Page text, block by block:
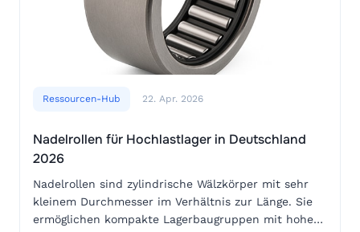
Ressourcen-Hub 22. Apr. 2026
Nadelrollen für Hochlastlager in Deutschland
2026
Nadelrollen sind zylindrische Wälzkörper mit sehr kleinem Durchmesser im Verhältnis zur Länge. Sie ermöglichen kompakte Lagerbaugruppen mit hoher radialer Tragfähigkeit, geringer Bauhöhe und guter Steifigkeit. Für den deutschen Markt sind sie besonders relevant in Getrieben, E-Mobilitätsantrieben, Robotikachsen, Landmaschinen, Werkzeugmaschinen, Fördertechnik, Medizintechnik und kompakten Hydrauliksystemen. Wer 2026 eine zuverlässige Lagerlösung auslegt, sollte nicht nur den Außendurchmesser betrachten, sondern auch Werkstoff, Härte, Oberflächenrauheit, Rundheit, Längenstreuung, Profilierung, Schmierung, Abdichtung, Käfigführung und die Qualität der Gegenlaufbahnen bewerten.Die wichtigste Entscheidung lautet: Chromstahl für hohe Tragfähigkeit und wirtschaftliche Serienanwendungen oder Edelstahl für Korrosionsschutz, feuchte Umgebungen und hygienische Anwendungen. In vielen deutschen Industrieclustern, etwa Stuttgart, Nürnberg, München, Hannover, Hamburg, Bremen, Dortmund und Leipzig, wird außerdem stärker auf Rückverfolgbarkeit, dokumentierte Qualitätsprüfungen und stabile Lieferketten geachtet. Kompakte Hochlast-Lagerbaugruppen müssen kleiner, leiser, langlebiger und energieeffizienter werden. Genau deshalb gewinnen präzise Nadelrollen mit kontrollierter Geometrie und definierter Oberflächenqualität an Bedeutung.Für Einkäufer und Konstrukteure gilt: Die beste Nadelrolle ist nicht automatisch die härteste oder günstigste. Entscheidend ist die abgestimmte Kombination aus Last, Geschwindigkeit, Schmierstoff, Temperatur, Verschmutzungsrisiko, Montageverfahren und Wellen- beziehungsweise Gehäusewerkstoff. Eine gut ausgelegte Nadelrollenlagerung kann Bauraum sparen, Reibungsverluste reduzieren und Wartungsintervalle verlängern. Eine schlecht ausgelegte Baugruppe fällt hingegen häufig durch Pittingschäden, Kantenpressung, Fressspuren, Verschleiß oder Nadelschlupf aus.In Deutschland steigt die Nachfrage nach kompakten Hochlast-Lagerbaugruppen, weil Maschinen dichter konstruiert werden, Antriebe höhere Leistungsdichten erreichen und Anlagenbetreiber weniger Stillstand akzeptieren. Nadelrollen eignen sich besonders für Lagerstellen, an denen radial hohe Lasten wirken, aber axial oder radial wenig Platz verfügbar ist. Typische Beispiele sind Planetenradlager in Getrieben, Schwenkmechanismen in Baumaschinen, Kurbeltriebe, Kupplungen, Druckmaschinen, Gabelstapler, elektrische Achsantriebe und kompakte Umlenkrollen.Die deutschen Fertigungsstandorte rund um Baden-Württemberg und Bayern setzen Nadelrollen häufig in Präzisionsantrieben, Werkzeugmaschinen und Automatisierungssystemen ein. In Nordrhein-Westfalen, Niedersachsen und Sachsen-Anhalt sind Anwendungen in Fördertechnik, Stahlverarbeitung, Windkraftzulieferung und schwerer Industrie verbreitet. Die Häfen Hamburg, Bremerhaven und Duisburg als größter Binnenhafen Europas spielen eine wichtige Rolle für Import, Konsolidierung und Weiterverteilung von Wälzkörpern und Lagerkomponenten. Für internationale Lieferketten ist daher nicht nur die technische Spezifikation wichtig, sondern auch die planbare Logistik.Nadelrollen werden nicht isoliert betrachtet. Sie arbeiten zusammen mit Innenring, Außenring, Käfig, Welle, Gehäuse, Schmierstoff und Dichtung. In gezogenen Hülsenlagern kann die Außenlaufbahn direkt durch einen dünnwandigen gezogenen Außenmantel gebildet werden. In massiven Lagern übernehmen geschliffene Ringe die Lastaufnahme. In manchen Sonderbaugruppen laufen Nadelrollen direkt auf einer gehärteten Welle. Diese Lösung spart Bauraum, verlangt aber eine sehr gute Wellenhärte, Oberflächenfeinheit und Formgenauigkeit.Für 2026 zeichnen sich mehrere Trends ab: mehr elektrische Antriebe mit höheren Drehzahlen, leisere Lagerungen für urbane Mobilität, bessere CO2-Bilanzen in der Beschaffung, digital dokumentierte Qualitätsdaten und eine stärkere Nutzung von Simulationsmodellen. In vielen Entwicklungsabteilungen wird die Lebensdauer nicht mehr nur über klassische Tragzahlberechnungen abgeschätzt. Zusätzlich werden Schmierfilmdicke, Mikrogeometrie, Temperaturverteilung und Partikelkontamination simuliert. Dadurch rücken die Qualität einzelner Nadelrollen und ihre Streuung innerhalb einer Charge stärker in den Fokus.AnwendungNadelrollenlösungVorteilAlternative Lösung im VergleichBewertung für DeutschlandPlanetengetriebeLange Nadelrollen mit KäfigHohe radiale Tragfähigkeit bei kleinem BauraumRillenkugellager benötigen mehr radialen RaumSehr geeignet für Automobil- und MaschinenbauclusterE-AchsantriebPräzise NadelkränzeGeringe Reibung und hohe LeistungsdichteGleitlager sind günstiger, aber wärmeempfindlicherWichtig für Standorte in Bayern und SachsenFördertechnikGezogene NadelhülsenWirtschaftlich und platzsparendMassivlager sind robuster, aber teurerGeeignet für Logistikzentren und HafenanlagenRobotikgelenkNadelrollen mit enger ToleranzHohe Steifigkeit und gute PositioniergenauigkeitKreuzrollenlager bieten höhere MomentensteifigkeitRelevant für Automatisierung in SüddeutschlandLandmaschinenAbgedichtete NadelbaugruppenBeständig gegen Schmutz und StoßlastenOffene Lager fallen bei Verschmutzung schneller ausWichtig in Niedersachsen und Schleswig-HolsteinHydraulikpumpenNadelrollen mit hoher OberflächengüteTragfähig bei kompaktem GehäuseBronzebuchsen sind toleranter, aber verschleißanfälligerGeeignet für mobile ArbeitsmaschinenDie Tabelle zeigt, dass Nadelrollen nicht nur eine einzelne Produktform darstellen, sondern eine flexible Konstruktionsplattform. Im Vergleich zu Kugellagern bieten sie bei radialer Last oft mehr Tragfähigkeit pro Bauraum. Im Vergleich zu Gleitlagern erreichen sie geringere Anlaufreibung, benötigen jedoch sauberere Laufbahnen und eine passendere Schmierung.Der Werkstoff bestimmt Härte, Ermüdungsfestigkeit, Korrosionsbeständigkeit, Wärmeverhalten und Wirtschaftlichkeit. Für klassische Nadelrollen in Hochlast-Lagerbaugruppen wird häufig Chromstahl verwendet. Er bietet eine sehr gute Kombination aus Härte, Verschleißfestigkeit und Wälzermüdungsbeständigkeit. Typische Anwendungen sind Getriebe, Maschinenbau, Antriebstechnik und allgemeine Industriebaugruppen. Chromstahl ist besonders sinnvoll, wenn die Umgebung trocken oder gut abgedichtet ist und der Hauptfokus auf hoher Tragfähigkeit liegt.Edelstahl wird gewählt, wenn Feuchtigkeit, Reinigungsmedien, Kondenswasser, chemische Einflüsse oder hygienische Anforderungen auftreten. In Deutschland betrifft dies unter anderem Lebensmitteltechnik, Verpackungsmaschinen, Medizintechnik, maritime Ausrüstung, Außenanwendungen und bestimmte Anlagen in der chemischen Industrie. Edelstahl-Nadelrollen können unter korrosiven Bedingungen deutlich länger funktionsfähig bleiben. Allerdings ist die maximale Wälzermüdungsfestigkeit je nach Sorte und Wärmebehandlung oft anders zu bewerten als bei klassischem Chromstahl.Für Einkäufer ist wichtig, nicht nur „Edelstahl“ als allgemeine Angabe zu akzeptieren. Unterschiedliche rostbeständige Stähle haben unterschiedliche Härtbarkeit, Magnetisierbarkeit, Beständigkeit und Kosten. Auch bei Chromstahl sollten Härtefenster, Gefüge, Restaustenit, Oberflächenreinheit und Maßtoleranz klar spezifiziert werden. In anspruchsvollen Baugruppen kann eine kleine Abweichung in Rundheit oder Rauheit die Geräuschentwicklung und Lebensdauer beeinflussen.KriteriumChromstahl-NadelrollenEdelstahl-NadelrollenVergleichTypische EntscheidungRadiale TragfähigkeitSehr hoch bei geeigneter WärmebehandlungHoch, aber abhängig von StahlsorteChromstahl ist meist stärker bei ErmüdungChromstahl für Getriebe und SchwerlastKorrosionsschutzBenötigt Öl, Fett oder BeschichtungsschutzDeutlich besser in feuchter UmgebungEdelstahl gewinnt bei Wasser und ReinigernEdelstahl für Hygiene und AußenbereicheKostenMeist wirtschaftlicherHöher durch Werkstoff und BearbeitungChromstahl ist serienfreundlicherChromstahl bei hoher StückzahlGeräuschverhaltenSehr gut bei enger SortierungGut bei hochwertiger OberflächeBeide benötigen präzise GeometrieEntscheidung über ToleranzklasseTemperaturverhaltenGut im üblichen IndustriebereichJe nach Sorte gut bis sehr gutWärmebehandlung ist entscheidendPrüfung der EinsatztemperaturNachhaltigkeitLange Lebensdauer spart ErsatzteileKorrosionsbeständigkeit reduziert AusfälleBeide können nachhaltig seinLebenszykluskosten vergleichenIm direkten Vergleich ist Chromstahl die bevorzugte Wahl für trockene, gut geschmierte und hoch belastete Lagerstellen. Edelstahl ist sinnvoll, wenn Korrosion das Hauptausfallrisiko darstellt. Für deutsche Betreiber mit hohen Wartungskosten ist nicht der Einkaufspreis allein entscheidend, sondern die Gesamtkosten über die Lebensdauer. Eine Nadelrolle, die in der Beschaffung günstiger ist, kann teuer werden, wenn sie Ausfallzeiten in einer Montagelinie in Wolfsburg, einer Verpackungsanlage in Köln oder einem Logistikzentrum bei Hamburg verursacht.SDBALLS Industry Corp verfügt über langjährige Erfahrung in der Herstellung präziser Stahlkugeln und verwandter Wälzkörperlösungen. Diese technologische Grundlage ist für Kunden relevant, die bei Nadelrollen ähnliche Anforderungen an Werkstoffverständnis, Härteprüfung, Sortierung und Oberflächenkontrolle stellen. Weitere Informationen zu Werkstoffen und Produktgruppen finden Interessenten über die Produktübersicht für Präzisionskomponenten.Die Tragfähigkeit einer Nadelrollenlagerung hängt von der Kontaktfläche zwischen Nadelrolle und Laufbahn ab. Weil Nadelrollen länger als Kugeln sind, verteilen sie radiale Lasten über eine größere Linienkontaktzone. Dadurch erreichen sie hohe Tragzahlen bei geringem radialem Bauraum. Gleichzeitig reagieren sie empfindlich auf Fluchtungsfehler, Kantenpressung, unzureichende Schmierung und Verformung der Umgebungskonstruktion. Für kompakte Baugruppen ist daher die Berechnung der gesamten Lagerstelle wichtiger als die isolierte Betrachtung einer einzelnen Rolle.Die statische Tragfähigkeit ist relevant, wenn hohe Lasten bei Stillstand oder langsamer Bewegung auftreten. Die dynamische Tragfähigkeit beschreibt die Er